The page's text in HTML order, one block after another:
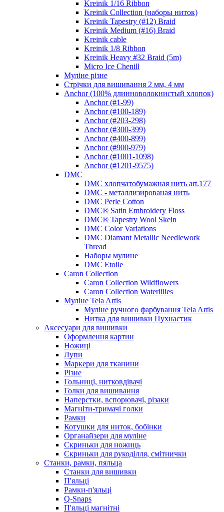
Kreinik 1/16 Ribbon
Kreinik Collection (наборы ниток)
Kreinik Tapestry (#12) Braid
Kreinik Medium (#16) Braid
Kreinik cable
Kreinik 1/8 Ribbon
Kreinik Heavy #32 Braid (5m)
Micro Ice Chenill
Муліне різне
Стрічки для вишивання 2 мм, 4 мм
Anchor (100% длинноволокнистый хлопок)
Anchor (#1-99)
Anchor (#100-189)
Anchor (#203-298)
Anchor (#300-399)
Anchor (#400-899)
Anchor (#900-979)
Anchor (#1001-1098)
Anchor (#1201-9575)
DMC
DMC хлопчатобумажная нить art.177
DMC - металлизированая нить
DMC Perle Cotton
DMC® Satin Embroidery Floss
DMC® Tapestry Wool Skein
DMC Color Variations
DMC Diamant Metallic Needlework
Thread
Наборы мулине
DMC Etoile
Caron Collection
Caron Collection Wildflowers
Caron Collection Waterlilies
Муліне Tela Artis
Муліне ручного фарбування Tela Artis
Нитка для вишивки Пухнастик
Аксесуари для вишивки
Оформлення картин
Ножиці
Лупи
Маркери для тканини
Різне
Гольниці, нитковдівачі
Голки для вишивання
Наперстки, вспорювачі, різаки
Магніти-тримачі голки
Рамки
Котушки для ниток, бобінки
Органайзери для муліне
Скриньки для ножиць
Скриньки для рукоділля, смітнички
Станки, рамки, пяльца
Станки для вишивки
П'яльці
Рамки-п'яльці
Q-Snaps
П'яльці магнітні